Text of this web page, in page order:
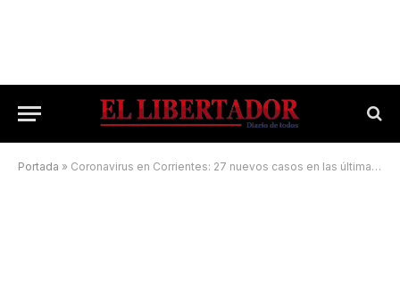
Portada » Coronavirus en Corrientes: 27 nuevos casos en las últimas 24 horas